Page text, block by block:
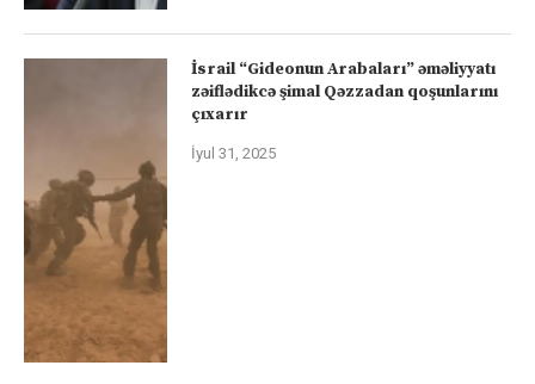
İsrail “Gideonun Arabaları” əməliyyatı
zəiflədikcə şimal Qəzzadan qoşunlarını
çıxarır
İyul 31, 2025